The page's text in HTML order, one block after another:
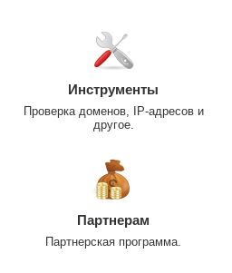
Инструменты
Проверка доменов, IP-адресов и
другое.
Партнерам
Партнерская программа.